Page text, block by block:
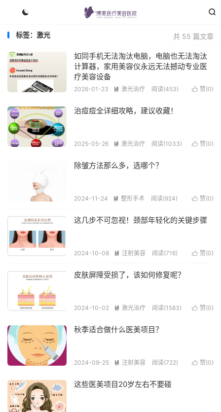


共 55 篇文章
标签：激光
如同手机无法淘汰电脑，电脑也无法淘汰
计算器，家用美容仪永远无法撼动专业医
疗美容设备
 赞(0)
2026-01-23  激光治疗 阅读(453)
治痘痘全详细攻略，建议收藏！
 赞(0)
2025-05-26  激光治疗 阅读(1033)
除皱方法那么多，选哪个？
 赞(0)
2024-11-24  整形手术 阅读(924)
这几步不可忽视！颈部年轻化的关键步骤
 赞(0)
2024-10-08  注射美容 阅读(716)
皮肤屏障受损了，该如何修复呢？
 赞(0)
2024-10-02  激光治疗 阅读(1583)
秋季适合做什么医美项目？
 赞(0)
2024-09-25  注射美容 阅读(722)
这些医美项目20岁左右不要碰